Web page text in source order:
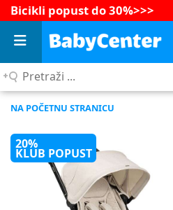
Bicikli popust do 30%>>>
Pretraži
NA POČETNU STRANICU
20%
KLUB POPUST